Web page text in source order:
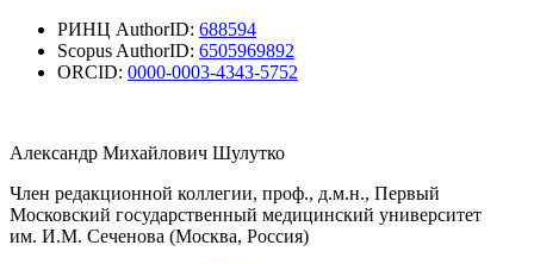
РИНЦ AuthorID: 688594
Scopus AuthorID: 6505969892
ORCID: 0000-0003-4343-5752
Александр Михайлович Шулутко
Член редакционной коллегии, проф., д.м.н., Первый
Московский государственный медицинский университет
им. И.М. Сеченова (Москва, Россия)